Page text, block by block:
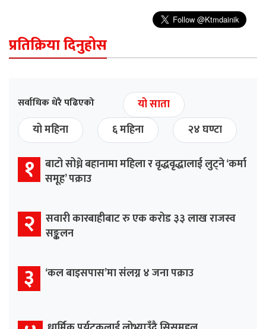
प्रतिक्रिया दिनुहोस
सर्वाधिक धेरै पढिएको
यो साता
यो महिना
६ महिना २४ घण्टा
१ बाटो सोध्ने बहानामा महिला र वृद्धवृद्धालाई लुट्ने ‘कर्मा
समूह’ पक्राउ
२ सवारी कारबाहीबाट रु एक करोड ३३ लाख राजस्व
सङ्कलन
३ ‘कल बाइसपास’मा संलग्न ४ जना पक्राउ